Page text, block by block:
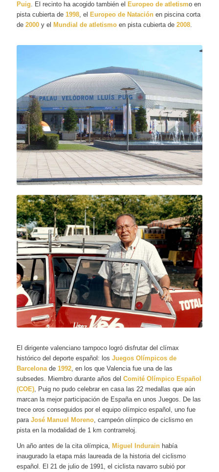
Puig. El recinto ha acogido también el Europeo de atletismo en
pista cubierta de 1998, el Europeo de Nataciónen piscina corta
de 2000y el Mundial de atletismoen pista cubierta de 2008.
El dirigente valenciano tampoco logró disfrutar del clímax
histórico del deporte español: los Juegos Olímpicos de
Barcelonade 1992, en los que Valencia fue una de las
subsedes. Miembro durante años del Comité Olímpico Español
(COE), Puig no pudo celebrar en casa las 22 medallas que aún
marcan la mejor participación de España en unos Juegos. De las
trece oros conseguidos por el equipo olímpico español, uno fue
para José Manuel Moreno, campeón olímpico de ciclismo en
pista en la modalidad de 1 km contrarreloj.
Un año antes de la cita olímpica, Miguel Indurainhabía
inaugurado la etapa más laureada de la historia del ciclismo
español. El 21 de julio de 1991, el ciclista navarro subió por